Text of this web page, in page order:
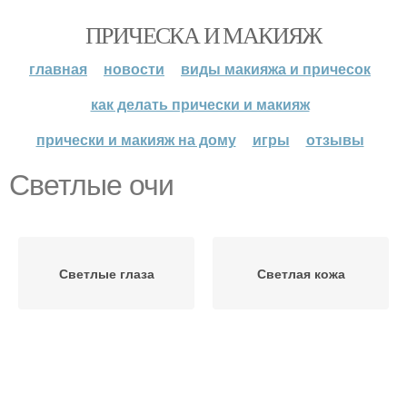
ПРИЧЕСКА И МАКИЯЖ
главная новости
виды макияжа и причесок
как делать прически и макияж
прически и макияж на дому
игры отзывы
Светлые очи
Светлые глаза Светлая кожа